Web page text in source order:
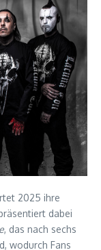
2025 ihre
dabei
, das nach sechs
wodurch Fans